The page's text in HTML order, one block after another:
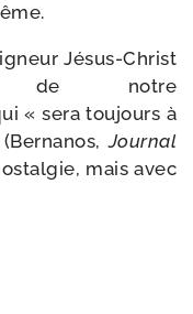
Jésus-​Christ
de notre
« sera tou­jours à
(Bernanos,Journal
mais avec